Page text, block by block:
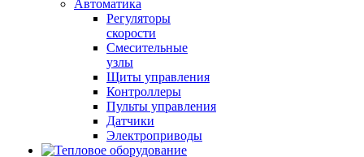
Автоматика
Регуляторы
скорости
Смесительные
узлы
Щиты управления
Контроллеры
Пульты управления
Датчики
Электроприводы